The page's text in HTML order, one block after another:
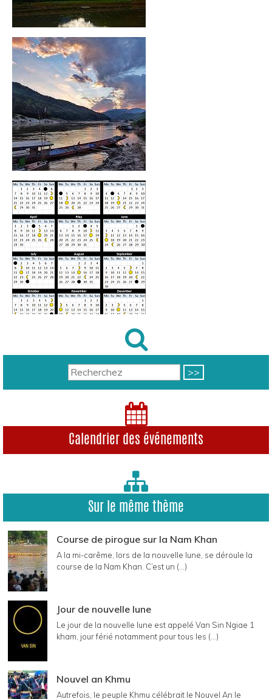
Calendrier des événements
Sur le même thème
Course de pirogue sur la Nam Khan
A la mi-carême, lors de la nouvelle lune, se déroule la
course de la Nam Khan. C’est un (...)
Jour de nouvelle lune
Le jour de la nouvelle lune est appelé Van Sin Ngiae 1
kham, jour férié notamment pour tous les (...)
Nouvel an Khmu
Autrefois, le peuple Khmu célébrait le Nouvel An le